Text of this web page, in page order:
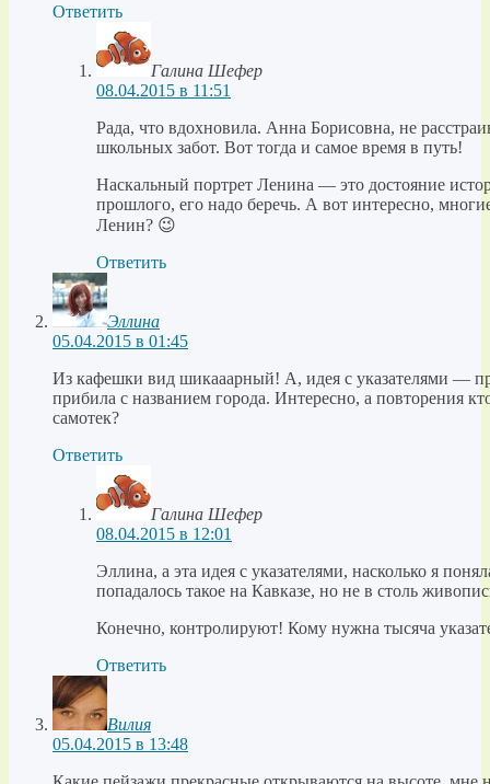
Ответить
Галина Шефер
08.04.2015 в 11:51
Рада, что вдохновила. Анна Борисовна, не
школьных забот. Вот тогда и самое время в путь!
Наскальный портрет Ленина — это достояние
прошлого, его надо беречь. А вот интересно,
Ленин? 😉
Ответить
Эллина
05.04.2015 в 01:45
Из кафешки вид шикааарный! А, идея с указателями —
прибила с названием города. Интересно, а повторения
самотек?
Ответить
Галина Шефер
08.04.2015 в 12:01
Эллина, а эта идея с указателями, насколько я
попадалось такое на Кавказе, но не в столь
Конечно, контролируют! Кому нужна тысяча
Ответить
Вилия
05.04.2015 в 13:48